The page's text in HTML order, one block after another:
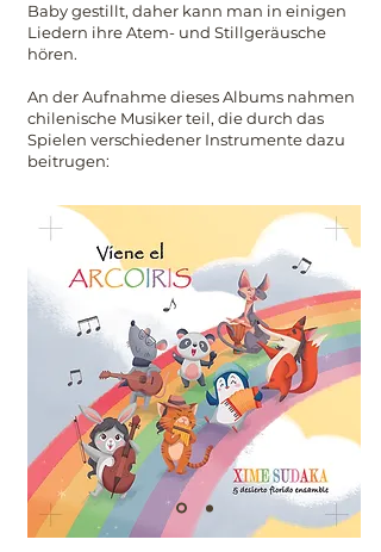
Baby gestillt, daher kann man in einigen
Liedern ihre Atem- und Stillgeräusche
hören.
An der Aufnahme dieses Albums nahmen
chilenische Musiker teil, die durch das
Spielen verschiedener Instrumente dazu
beitrugen: